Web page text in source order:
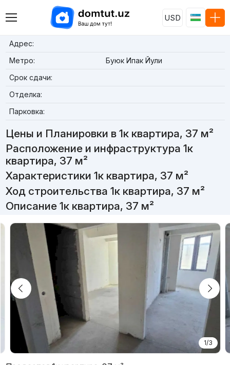
USD
Адрес:
Метро:
Буюк Ипак Йули
Срок сдачи:
Отделка:
Парковка:
Цены и Планировки в 1к квартира, 37 м²
Расположение и инфраструктура 1к
квартира, 37 м²
Характеристики 1к квартира, 37 м²
Ход строительства 1к квартира, 37 м²
Описание 1к квартира, 37 м²
1/3